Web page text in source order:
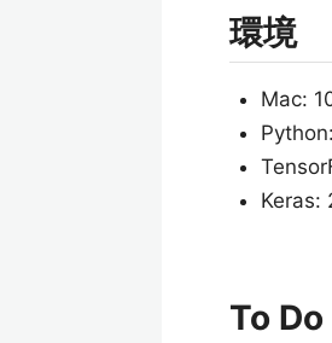
環境
Mac:
Keras:
To Do